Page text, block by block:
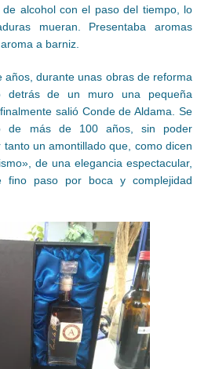
alcohol con el paso del tiempo, lo
mueran. Presentaba aromas
a barniz.
años, durante unas obras de reforma
detrás de un muro una pequeña
salió Conde de Aldama. Se
de más de 100 años, sin poder
un amontillado que, como dicen
de una elegancia espectacular,
fino paso por boca y complejidad